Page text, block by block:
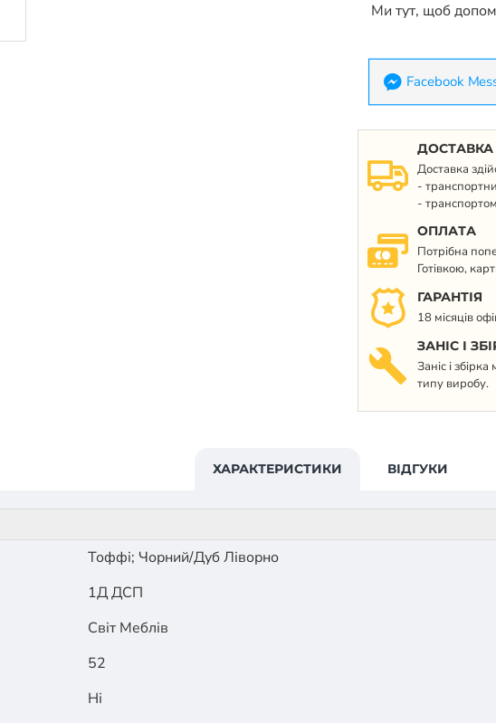
ДОСТАВКА
Доставка
-
-
ОПЛАТА
Потрібна
Готівкою,
ГАРАНТІЯ
18 місяців
ЗАНІС І
Заніс і
типу виробу.
Ми тут, щоб
Facebook
ХАРАКТЕРИСТИКИ ВІДГУКИ
Тоффі; Чорний/Дуб Ліворно
1Д ДСП
Світ Меблів
52
Ні